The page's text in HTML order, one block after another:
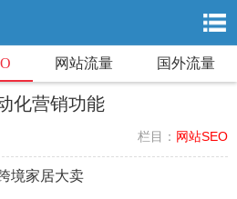
网站流量 国外流量
化营销功能
栏目： 网站SEO
境家居大卖